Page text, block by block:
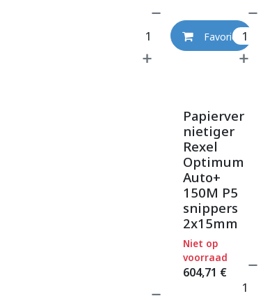
Favoriet
Papierver
nietiger
Rexel
Optimum
Auto+
150M P5
snippers
2x15mm
604,71 €
Niet op
voorraad